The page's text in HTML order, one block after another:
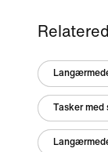
Tasker